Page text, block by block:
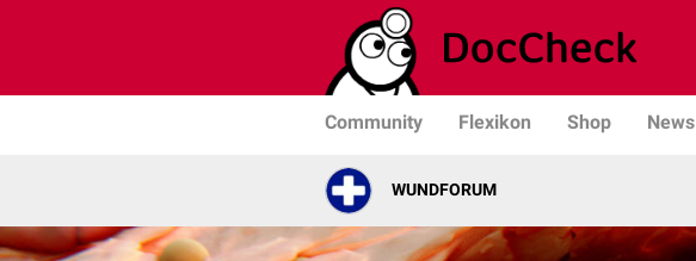
Community Flexikon Shop News
WUNDFORUM